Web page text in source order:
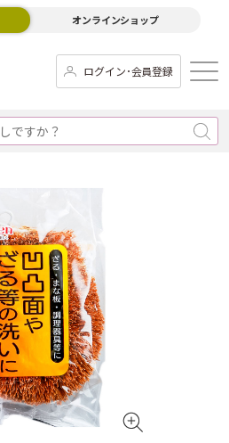
オンラインショップ
ログイン･会員登録